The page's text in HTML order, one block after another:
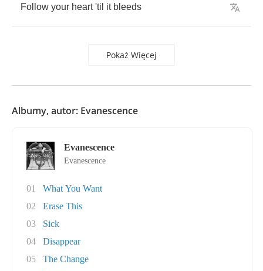
Follow your heart 'til it bleeds
Pokaż Więcej
Albumy, autor: Evanescence
Evanescence
Evanescence
01
What You Want
02
Erase This
03
Sick
04
Disappear
05
The Change